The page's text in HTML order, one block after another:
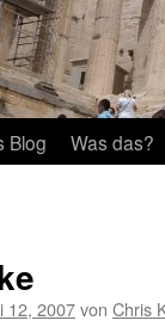
Blog Was das?
12, 2007von Chris